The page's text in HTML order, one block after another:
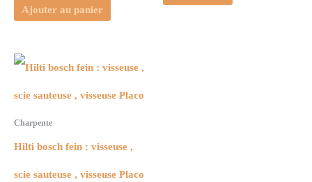
Ajouter au panier
Charpente
Hilti bosch fein : visseuse ,
scie sauteuse , visseuse Placo